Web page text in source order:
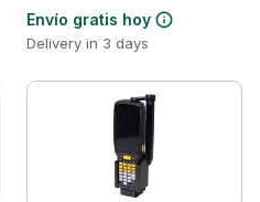
Envío gratis hoy
Delivery in 3 days